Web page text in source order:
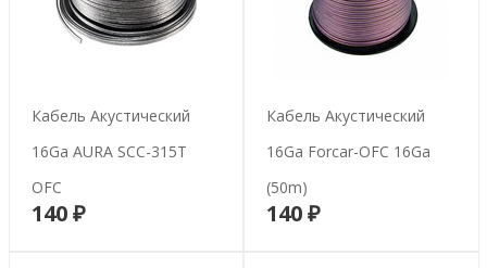
Кабель Акустический
16Ga AURA SCC-315T
OFC
140 ₽В корзину
Кабель Акустический
16Ga Forcar-OFC 16Ga
(50m)
140 ₽В корзину